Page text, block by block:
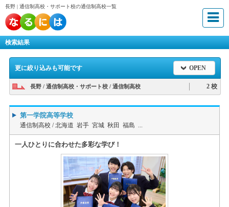
長野 | 通信制高校・サポート校の通信制高校一覧
検索結果
更に絞り込みも可能です OPEN
長野 / 通信制高校・サポート校 / 通信制高校 2 校
第一学院高等学校
通信制高校 /北海道 岩手 宮城 秋田 福島 ...
一人ひとりに合わせた多彩な学び！